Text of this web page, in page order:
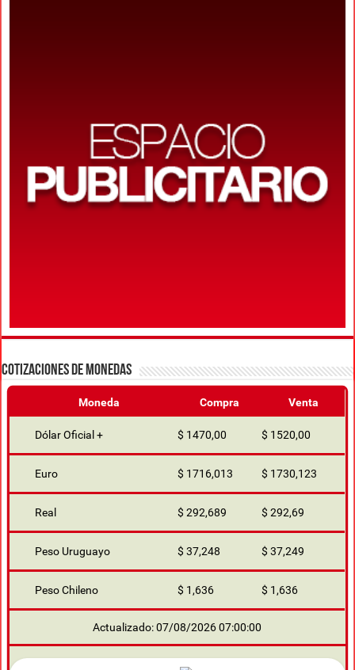
COTIZACIONES DE MONEDAS
Moneda Compra Venta
Dólar Oficial + $ 1470,00 $ 1520,00
Euro $ 1716,013 $ 1730,123
Real $ 292,689 $ 292,69
Peso Uruguayo $ 37,248 $ 37,249
Peso Chileno $ 1,636 $ 1,636
Actualizado: 07/08/2026 07:00:00